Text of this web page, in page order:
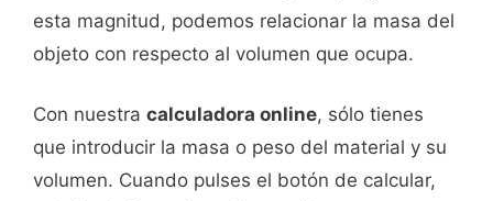
esta magnitud, podemos relacionar la masa del
objeto con respecto al volumen que ocupa.
Con nuestra calculadora online, sólo tienes
que introducir la masa o peso del material y su
volumen. Cuando pulses el botón de calcular,